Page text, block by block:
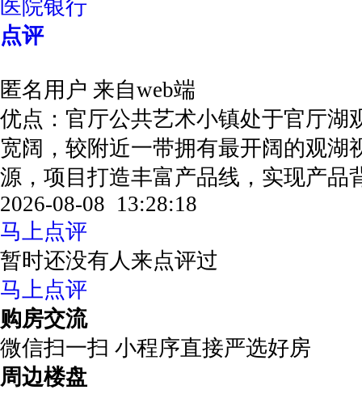
医院银行
点评
匿名用户 来自web端
优点：官厅公共艺术小镇处于官厅湖
宽阔，较附近一带拥有最开阔的观湖
源，项目打造丰富产品线，实现产
2026-08-08 13:28:18
马上点评
暂时还没有人来点评过
马上点评
购房交流
微信扫一扫 小程序直接严选好房
周边楼盘